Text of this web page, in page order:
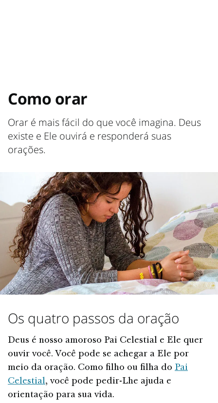
Como orar
Orar é mais fácil do que você imagina. Deus
existe e Ele ouvirá e responderá suas
orações.
Os quatro passos da oração
Deus é nosso amoroso Pai Celestial e Ele quer
ouvir você. Você pode se achegar a Ele por
meio da oração. Como filho ou filha do Pai
Celestial, você pode pedir-Lhe ajuda e
orientação para sua vida.